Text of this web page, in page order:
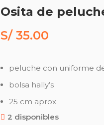
Osita de
S/35.00
peluche con uniforme
bolsa hally’s
25 cm aprox
2 disponibles